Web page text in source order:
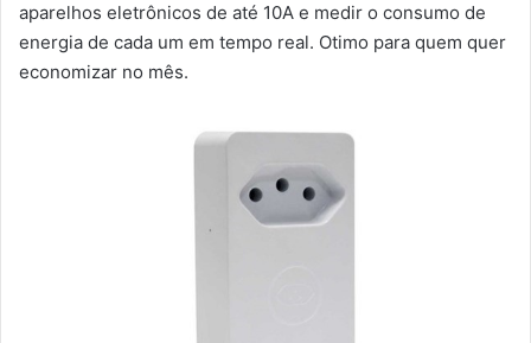
aparelhos eletrônicos de até 10A e medir o consumo de
energia de cada um em tempo real. Otimo para quem quer
economizar no mês.